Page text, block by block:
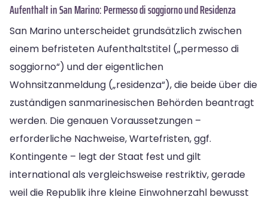
Aufenthalt in San Marino: Permesso di soggiorno und Residenza
San Marino unterscheidet grundsätzlich zwischen
einem befristeten Aufenthaltstitel („permesso di
soggiorno“) und der eigentlichen
Wohnsitzanmeldung („residenza“), die beide über die
zuständigen sanmarinesischen Behörden beantragt
werden. Die genauen Voraussetzungen –
erforderliche Nachweise, Wartefristen, ggf.
Kontingente – legt der Staat fest und gilt
international als vergleichsweise restriktiv, gerade
weil die Republik ihre kleine Einwohnerzahl bewusst